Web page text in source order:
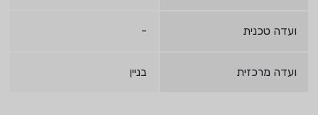
ועדה טכנית -
ועדה מרכזית בניין